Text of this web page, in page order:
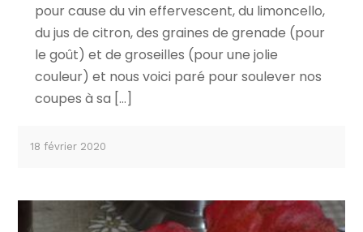
pour cause du vin effervescent, du limoncello,
du jus de citron, des graines de grenade (pour
le goût) et de groseilles (pour une jolie
couleur) et nous voici paré pour soulever nos
coupes à sa […]
18 février 2020